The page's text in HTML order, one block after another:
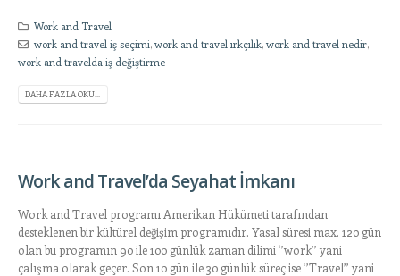
Work and Travel
work and travel iş seçimi,work and travel ırkçılık,work and travel nedir,
work and travelda iş değiştirme
DAHA FAZLA OKU...
Work and Travel’da Seyahat İmkanı
Work and Travel programı Amerikan Hükümeti tarafından
desteklenen bir kültürel değişim programıdır. Yasal süresi max. 120 gün
olan bu programın 90 ile 100 günlük zaman dilimi ‘’work’’ yani
çalışma olarak geçer. Son 10 gün ile 30 günlük süreç ise ‘’Travel’’ yani